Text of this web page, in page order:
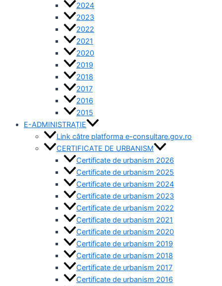
2024
2023
2022
2021
2020
2019
2018
2017
2016
2015
E-ADMINISTRAȚIE
Link către platforma e-consultare.gov.ro
CERTIFICATE DE URBANISM
Certificate de urbanism 2026
Certificate de urbanism 2025
Certificate de urbanism 2024
Certificate de urbanism 2023
Certificate de urbanism 2022
Certificate de urbanism 2021
Certificate de urbanism 2020
Certificate de urbanism 2019
Certificate de urbanism 2018
Certificate de urbanism 2017
Certificate de urbanism 2016